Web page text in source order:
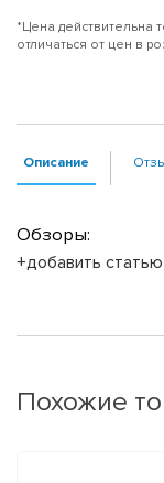
*Цена действительна
отличаться от цен в
Описание
Обзоры:
+добавить
Похожие